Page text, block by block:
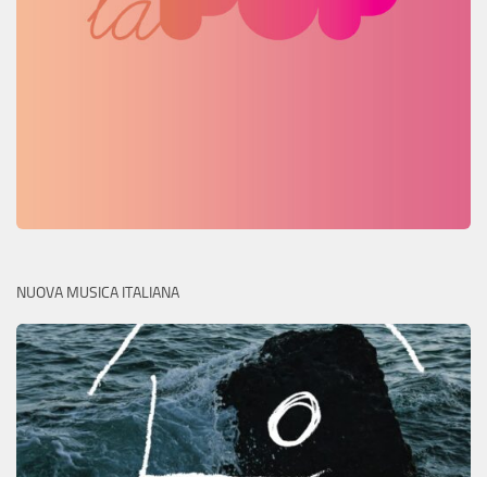
NUOVA MUSICA ITALIANA